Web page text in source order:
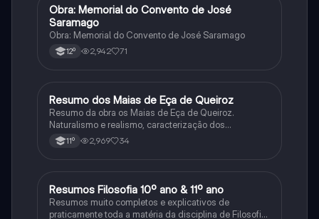
Português
Obra: Memorial do Convento de José
Saramago
Obra: Memorial do Convento de José Saramago
12º 2,942 71
Português
Resumo dos Maias de Eça de Queiroz
Resumo da obra os Maias de Eça de Queiroz.
Naturalismo e realismo, caracterização dos
personagens e contexto histórico.
11º 2,969 34
Filosofia
Resumos Filosofia 10º ano & 11º ano
Resumos muito completos e explicativos de
praticamente toda a matéria da disciplina de Filosofia